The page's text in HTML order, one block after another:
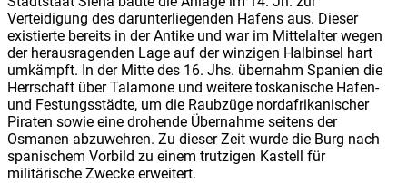
Verteidigung des darunterliegenden Hafens aus. Dieser
existierte bereits in der Antike und war im Mittelalter wegen
der herausragenden Lage auf der winzigen Halbinsel hart
umkämpft. In der Mitte des 16. Jhs. übernahm Spanien die
Herrschaft über Talamone und weitere toskanische Hafen-
und Festungsstädte, um die Raubzüge nordafrikanischer
Piraten sowie eine drohende Übernahme seitens der
Osmanen abzuwehren. Zu dieser Zeit wurde die Burg nach
spanischem Vorbild zu einem trutzigen Kastell für
militärische Zwecke erweitert.